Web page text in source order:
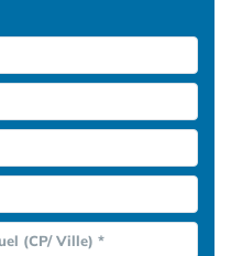
(CP/ Ville) *